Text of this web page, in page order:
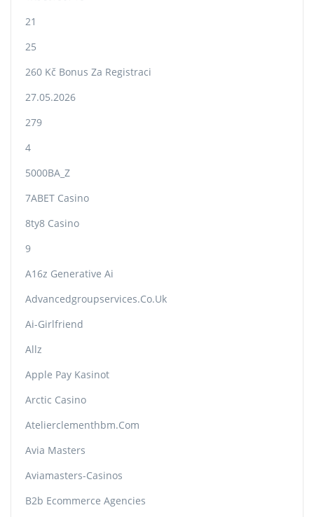
21
25
260 Kč Bonus Za Registraci
27.05.2026
279
4
5000BA_Z
7ABET Casino
8ty8 Casino
9
A16z Generative Ai
Advancedgroupservices.co.uk
Ai-Girlfriend
Allz
Apple Pay Kasinot
Arctic Casino
Atelierclementhbm.com
Avia Masters
Aviamasters-Casinos
B2b Ecommerce Agencies